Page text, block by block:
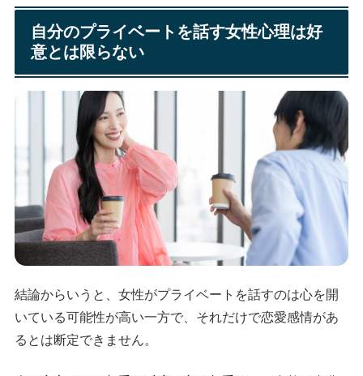
自分のプライベートを話す女性心理は好
意とは限らない
結論からいうと、女性がプライベートを話すのは心を開
いている可能性が高い一方で、それだけで恋愛感情があ
るとは断定できません。